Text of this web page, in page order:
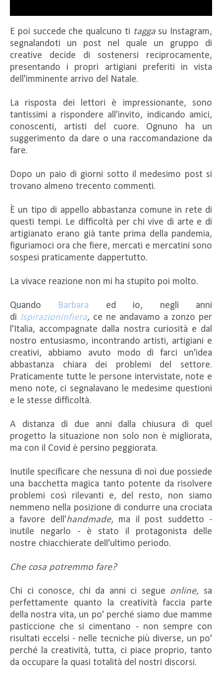
E poi succede che qualcuno ti taggasu Instagram,
segnalandoti un post nel quale un gruppo di
creative decide di sostenersi reciprocamente,
presentando i propri artigiani preferiti in vista
dell'imminente arrivo del Natale.
La risposta dei lettori è impressionante, sono
tantissimi a rispondere all'invito, indicando amici,
conoscenti, artisti del cuore. Ognuno ha un
suggerimento da dare o una raccomandazione da
fare.
Dopo un paio di giorni sotto il medesimo post si
trovano almeno trecento commenti.
È un tipo di appello abbastanza comune in rete di
questi tempi. Le difficoltà per chi vive di arte e di
artigianato erano già tante prima della pandemia,
figuriamoci ora che fiere, mercati e mercatini sono
sospesi praticamente dappertutto.
La vivace reazione non mi ha stupito poi molto.
Quando Barbara ed io, negli anni
di Ispirazioninfiera, ce ne andavamo a zonzo per
l'Italia, accompagnate dalla nostra curiosità e dal
nostro entusiasmo, incontrando artisti, artigiani e
creativi, abbiamo avuto modo di farci un'idea
abbastanza chiara dei problemi del settore.
Praticamente tutte le persone intervistate, note e
meno note, ci segnalavano le medesime questioni
e le stesse difficoltà.
A distanza di due anni dalla chiusura di quel
progetto la situazione non solo non è migliorata,
ma con il Covid è persino peggiorata.
Inutile specificare che nessuna di noi due possiede
una bacchetta magica tanto potente da risolvere
problemi così rilevanti e, del resto, non siamo
nemmeno nella posizione di condurre una crociata
a favore dell'handmade, ma il post suddetto -
inutile negarlo - è stato il protagonista delle
nostre chiacchierate dell'ultimo periodo.
Che cosa potremmo fare?
Chi ci conosce, chi da anni ci segue online, sa
perfettamente quanto la creatività faccia parte
della nostra vita, un po' perché siamo due mamme
pasticcione che si cimentano - non sempre con
risultati eccelsi - nelle tecniche più diverse, un po'
perché la creatività, tutta, ci piace proprio, tanto
da occupare la quasi totalità del nostri discorsi.